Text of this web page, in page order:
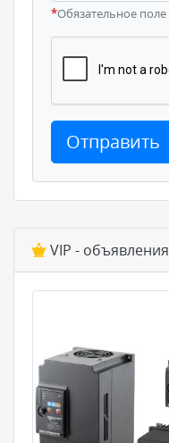
*Обязательное поле
Отправить
VIP - объявления